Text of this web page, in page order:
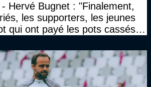
Hervé Bugnet : "Finalement,
les supporters, les jeunes
qui ont payé les pots cassés